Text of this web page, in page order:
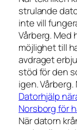
strulande
inte vill
Vårberg. Med
möjlighet till
avdraget
stöd för den
igen. Vårberg.
Datorhjälp
Norsborg för
När datorn